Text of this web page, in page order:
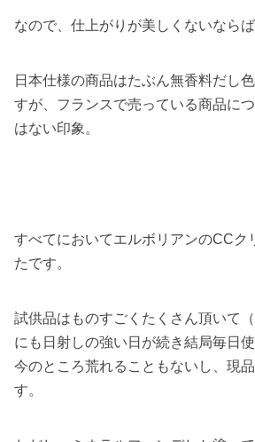
なので、仕上がりが美しくないなら
日本仕様の商品はたぶん無香料だし
すが、フランスで売っている商品に
はない印象。
すべてにおいてエルボリアンのCCク
たです。
試供品はものすごくたくさん頂いて
にも日射しの強い日が続き結局毎日
今のところ荒れることもないし、現
す。